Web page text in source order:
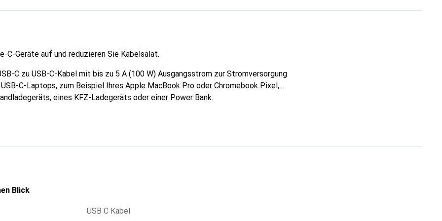
C-Geräte auf und reduzieren Sie Kabelsalat.
C zu USB-C-Kabel mit bis zu 5 A (100 W) Ausgangsstrom zur Stromversorgung
C-Laptops, zum Beispiel Ihres Apple MacBook Pro oder Chromebook Pixel,
eines KFZ-Ladegeräts oder einer Power Bank.
Blick
USB C Kabel